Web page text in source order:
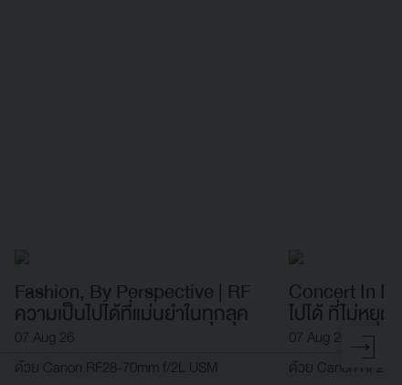
Fashion, By Perspective | RF
ความเป็นไปได้ที่แม่นยำในทุกลุค
07 Aug 26
ด้วย Canon RF28-70mm f/2L USM
Concert In
ไปได้ ที่ไม่หยุ
07 Aug 26
ด้วย Canon RF28-